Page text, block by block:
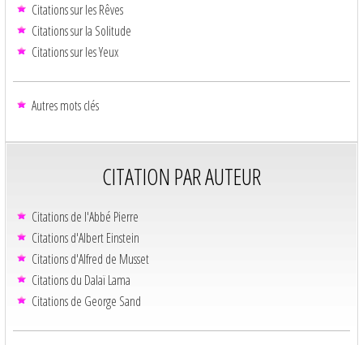
Citations sur les Rêves
Citations sur la Solitude
Citations sur les Yeux
Autres mots clés
CITATION PAR AUTEUR
Citations de l'Abbé Pierre
Citations d'Albert Einstein
Citations d'Alfred de Musset
Citations du Dalaï Lama
Citations de George Sand